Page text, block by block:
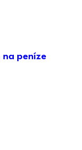
na peníze